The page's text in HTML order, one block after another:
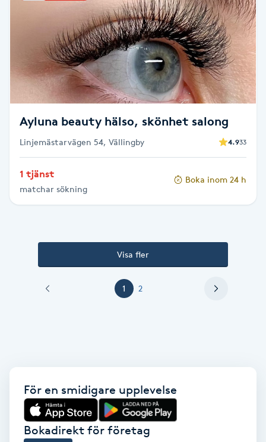
Tvätt & Fön
Vaccination
Vampyrbehandling
Vaxning
Vaxning brasiliansk
Vårtor
Ayluna beauty hälso, skönhet salong
Linjemästarvägen 54, Vällingby 4.933
1 tjänst
matchar sökning
Boka inom 24 h
Visa fler
1 2
För en smidigare upplevelse
Bokadirekt för företag